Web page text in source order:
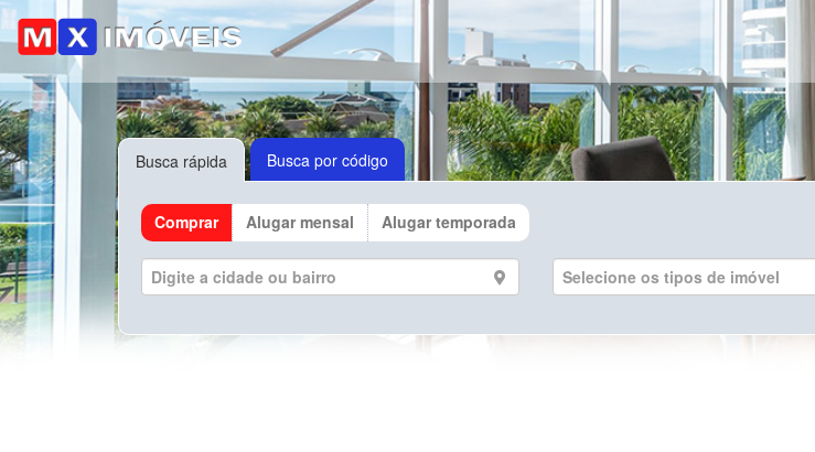
Busca rápida Busca por código
Comprar Alugar mensal Alugar temporada